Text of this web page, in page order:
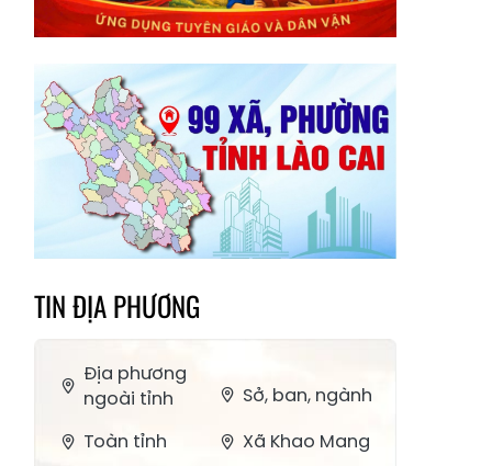
TIN ĐỊA PHƯƠNG
Địa phương
ngoài tỉnh
Sở, ban, ngành
Toàn tỉnh
Xã Khao Mang